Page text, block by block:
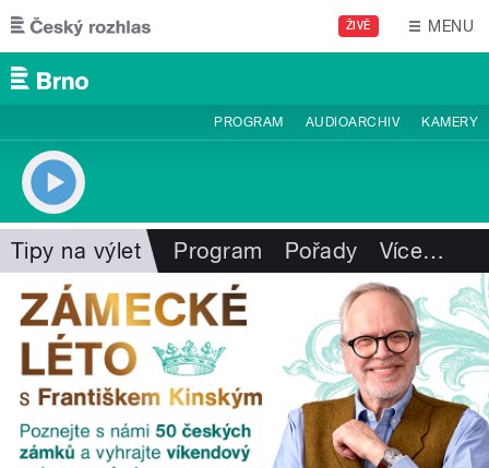
Přejít k hlavnímu obsahu
ŽIVĚ MENU
PROGRAM AUDIOARCHIV KAMERY
Tipy na výlet Program Pořady Více…